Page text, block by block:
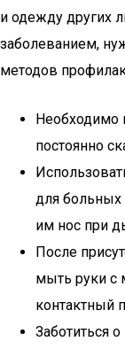
и одежду других
заболеванием,
методов
Необходимо
постоянно
для
им нос при
После
мыть руки с
контактный
Заботиться